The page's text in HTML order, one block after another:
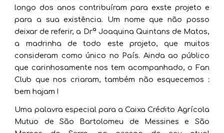
longo dos anos contribuíram para exste projeto e
para a sua existência. Um nome que não posso
deixar de referir, a Drª Joaquina Quintans de Matos,
a madrinha de todo este projeto, que muitos
consideram como único no País. Ainda ao público
que carinhosamente nos tem acompanhado, o Fan
Club que nos criaram, também não esquecemos :
bem hajam !
Uma palavra especial para a Caixa Crédito Agrícola
Mutuo de São Bartolomeu de Messines e São